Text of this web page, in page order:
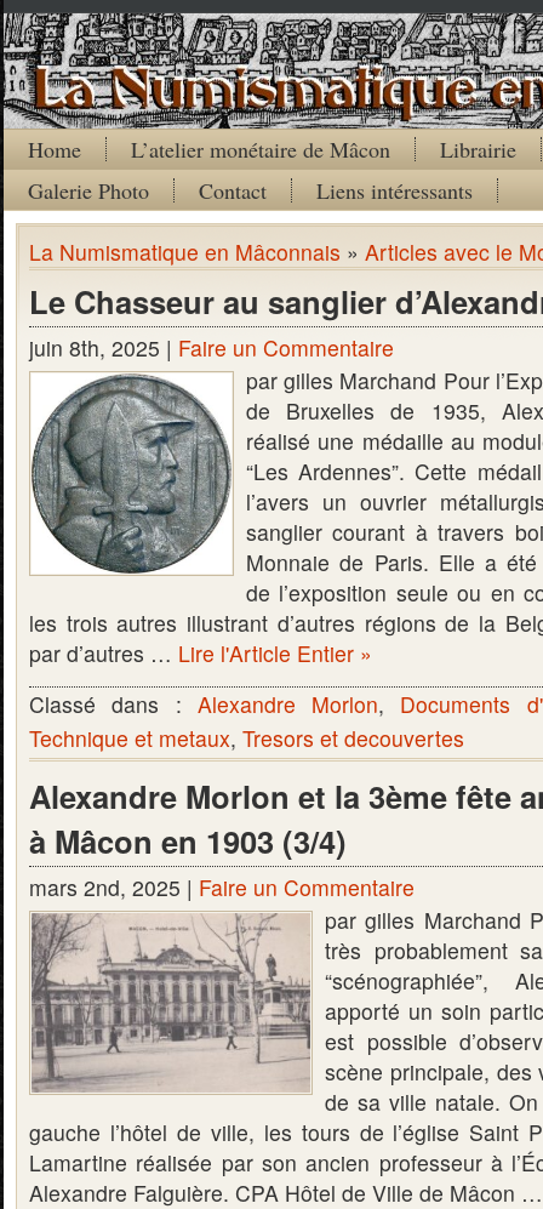
Home L’atelier monétaire de Mâcon
Librairie
Galerie Photo
Contact Liens intéressants
La Numismatique en Mâconnais » Articles avec le
Le Chasseur au sanglier
juin 8th, 2025 | Faire un Commentaire
par gilles Marchand Pour
de Bruxelles de 1935,
réalisé une médaille au
“Les Ardennes”. Cette
l’avers un ouvrier
sanglier courant à travers
Monnaie de Paris. Elle a
de l’exposition seule ou en
les trois autres illustrant d’autres régions de la
par d’autres … Lire l'Article Entier »
Classé dans : Alexandre Morlon, Documents
Technique et metaux, Tresors et decouvertes
Alexandre Morlon et la 3ème fête
à Mâcon en 1903 (3/4)
mars 2nd, 2025 | Faire un Commentaire
par gilles Marchand
très probablement
“scénographiée”,
apporté un soin
est possible
scène principale, des
de sa ville natale.
gauche l’hôtel de ville, les tours de l’église Saint
Lamartine réalisée par son ancien professeur à
Alexandre Falguière. CPA Hôtel de Ville de Mâcon